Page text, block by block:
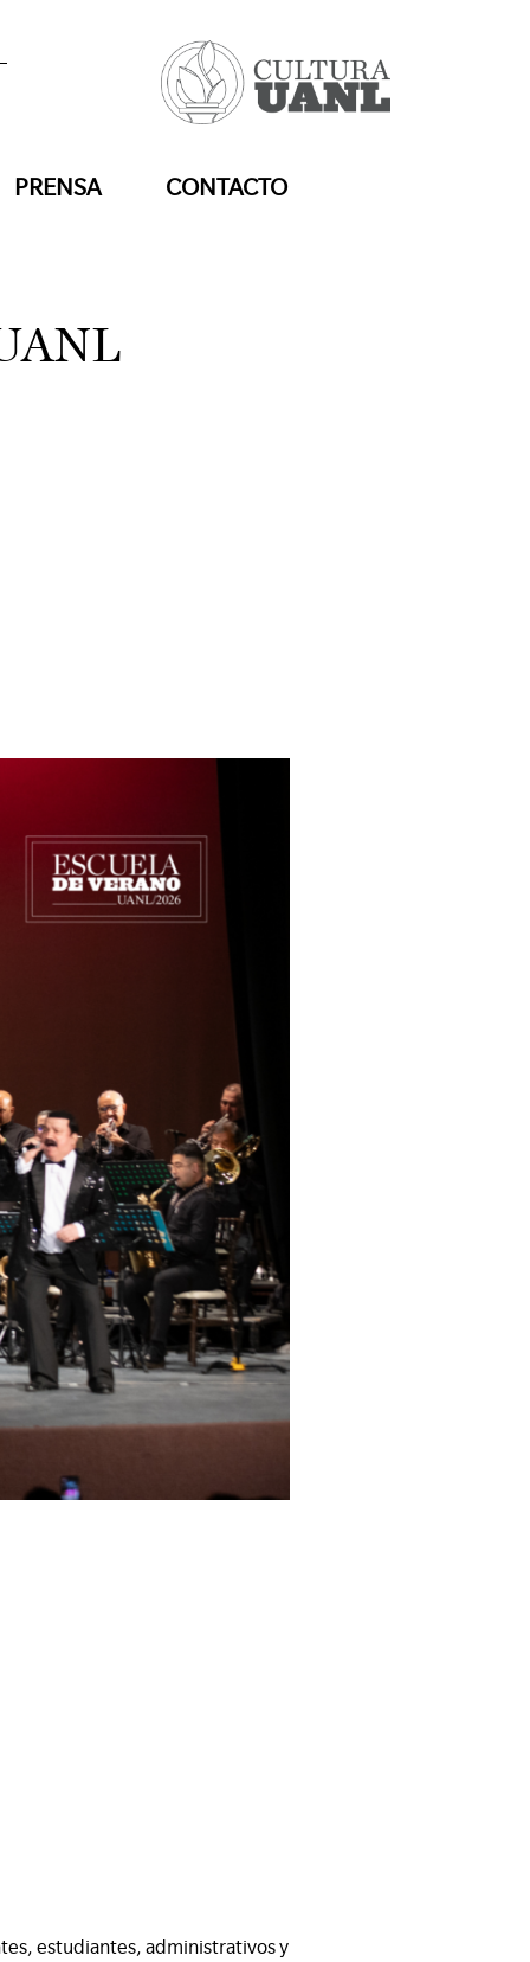
PRENSA CONTACTO
estudiantes, administrativos y